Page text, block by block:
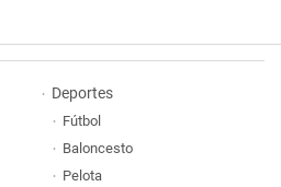
Deportes
Fútbol
Baloncesto
Pelota